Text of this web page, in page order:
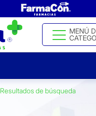
MENÚ
Resultados de búsqueda